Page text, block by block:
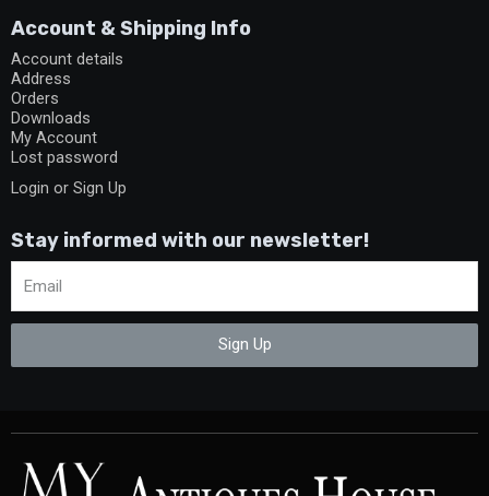
Account & Shipping Info
Account details
Address
Orders
Downloads
My Account
Lost password
Login or Sign Up
Stay informed with our newsletter!
Sign Up